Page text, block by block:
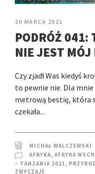
20 MARCA 2021
PODRÓŻ 041:
NIE JEST
Czy zjadł Was kiedyś
to pewnie nie. Dla
metrową bestię, która
czekała...
MICHAŁ WALCZEWSKI
AFRYKA, AFRYKA
– TANZANIA 2021 ,
ZWYCZAJE